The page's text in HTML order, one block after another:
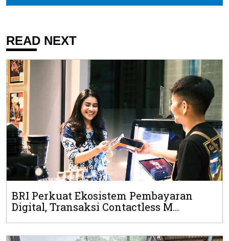
READ NEXT
BRI Perkuat Ekosistem Pembayaran
Digital, Transaksi Contactless M...